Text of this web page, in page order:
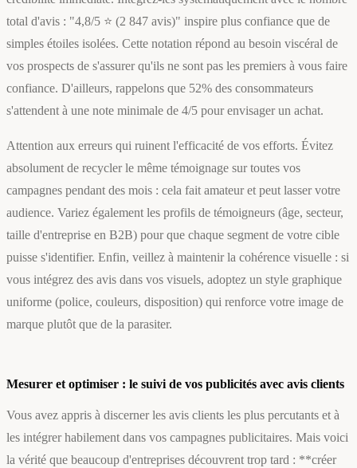
total d'avis : "4,8/5 ⭐ (2 847 avis)" inspire plus confiance que de
simples étoiles isolées. Cette notation répond au besoin viscéral de
vos prospects de s'assurer qu'ils ne sont pas les premiers à vous faire
confiance. D'ailleurs, rappelons que 52% des consommateurs
s'attendent à une note minimale de 4/5 pour envisager un achat.
Attention aux erreurs qui ruinent l'efficacité de vos efforts. Évitez
absolument de recycler le même témoignage sur toutes vos
campagnes pendant des mois : cela fait amateur et peut lasser votre
audience. Variez également les profils de témoigneurs (âge, secteur,
taille d'entreprise en B2B) pour que chaque segment de votre cible
puisse s'identifier. Enfin, veillez à maintenir la cohérence visuelle : si
vous intégrez des avis dans vos visuels, adoptez un style graphique
uniforme (police, couleurs, disposition) qui renforce votre image de
marque plutôt que de la parasiter.
Mesurer et optimiser : le suivi de vos publicités avec avis clients
Vous avez appris à discerner les avis clients les plus percutants et à
les intégrer habilement dans vos campagnes publicitaires. Mais voici
la vérité que beaucoup d'entreprises découvrent trop tard : **créer